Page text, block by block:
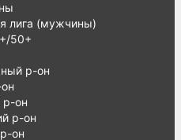
лига (мужчины)
50+
р-он
р-он
р-он
он